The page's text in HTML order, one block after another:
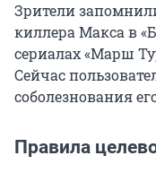
Зрители
киллера Макса в
сериалах «Марш
Сейчас
соболезнования
Правила